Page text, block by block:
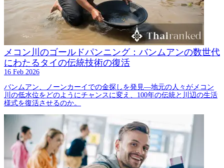
メコン川のゴールドパンニング：バンムアンの数世代
にわたるタイの伝統技術の復活
16 Feb 2026
バンムアン、ノーンカーイでの金探しを発見—地元の人々がメコン
川の低水位をどのようにチャンスに変え、100年の伝統と川辺の生活
様式を復活させるのか。